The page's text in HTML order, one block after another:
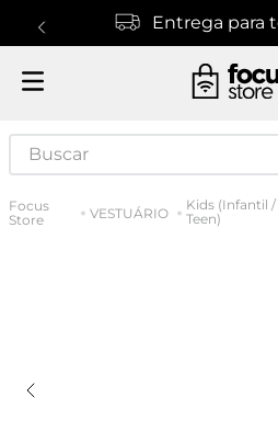
Entrega para
Buscar
VESTUÁRIO
Kids (Infantil /
Teen)